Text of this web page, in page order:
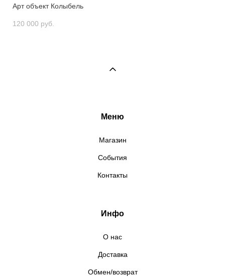
Арт объект Колыбель
120 000 pуб.
Меню
Магазин
События
Контакты
Инфо
О нас
Доставка
Обмен/возврат